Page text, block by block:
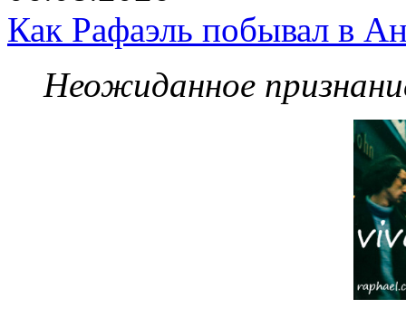
Как Рафаэль побывал в
Неожиданное